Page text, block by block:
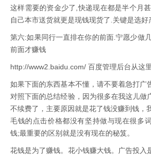
这样需要的资金少了,快递现在都是半个月
自己本市送货就更是现钱现货了.关键是选好
第六:如果同行一直排在你的前面.宁愿少做
前面才赚钱
http://www2.baidu.com/ 百度管理后台从这
如果下面的东西基本不懂，请不要着急打广
对照下面的总结经验，因为很多在我这儿做
不续费了，主要原因就是花了钱没赚到钱，
毛钱的点击价格都没有坚持做与现在很多
钱;最重要的区别就是没有现在的秘笈。
花钱是为了赚钱。花小钱赚大钱。广告投入